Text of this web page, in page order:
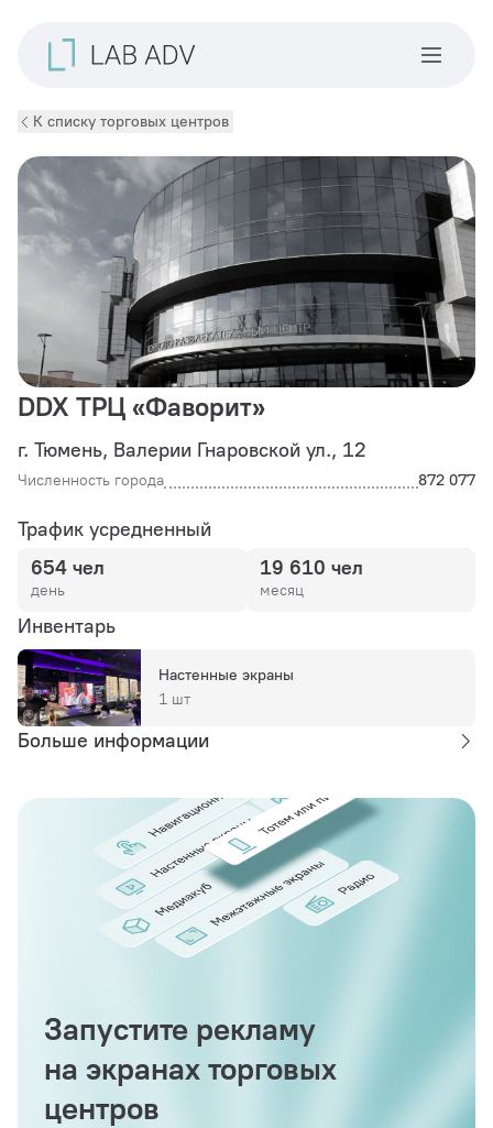
К списку торговых центров
Инвентарь
Настенные экраны
1 шт
DDX ТРЦ «Фаворит»
г. Тюмень, Валерии Гнаровской ул., 12
Численность города 872 077
Трафик усредненный
654 чел
день
19 610 чел
месяц
Больше информации
Запустите рекламу
на экранах торговых
центров